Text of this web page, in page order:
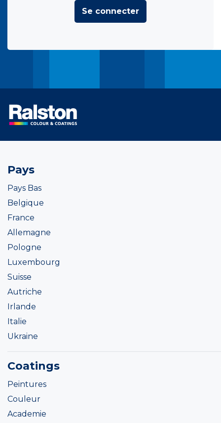
Se connecter
Pays
Pays Bas
Belgique
France
Allemagne
Pologne
Luxembourg
Suisse
Autriche
Irlande
Italie
Ukraine
Coatings
Peintures
Couleur
Academie